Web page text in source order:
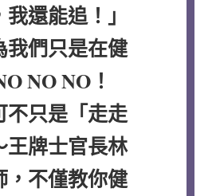
我還能追！」
我們只是在健
NO NO！
不只是「走走
王牌士官長林
，不僅教你健